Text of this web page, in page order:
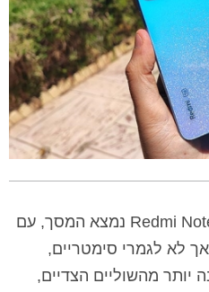
בחזיתו של ה-Redmi Note 11 Pro Plus נמצא המסך, עם
לא לגמרי סימטריים,
יותר מהשוליים הצדיים,